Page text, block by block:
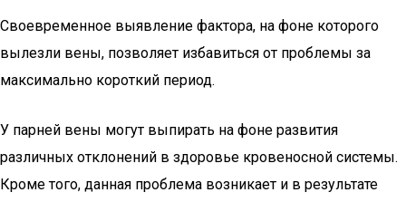
Своевременное выявление фактора, на фоне которого
вылезли вены, позволяет избавиться от проблемы за
максимально короткий период.
У парней вены могут выпирать на фоне развития
различных отклонений в здоровье кровеносной системы.
Кроме того, данная проблема возникает и в результате